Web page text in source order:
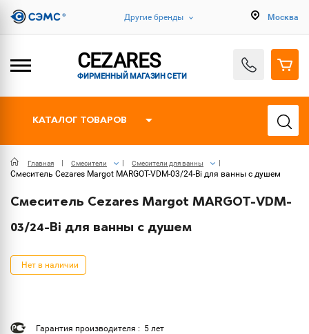
Другие бренды Москва
CEZARES
ФИРМЕННЫЙ МАГАЗИН СЕТИ
КАТАЛОГ ТОВАРОВ
Главная Смесители Смесители для ванны
Смеситель Cezares Margot MARGOT-VDM-03/24-Bi для ванны с душем
Смеситель Cezares Margot MARGOT-VDM-
03/24-Bi для ванны с душем
Нет в наличии
Гарантия производителя : 5 лет